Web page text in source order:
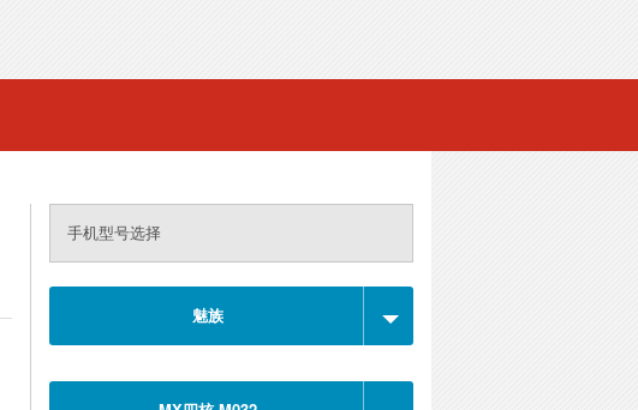
手机型号选择
魅族